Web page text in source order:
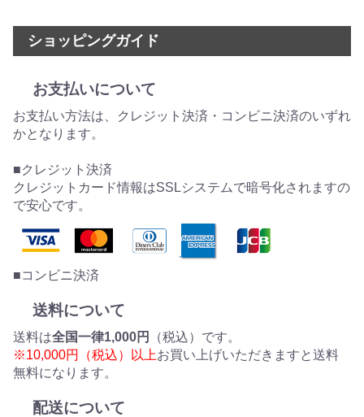
ショッピングガイド
お支払いについて
お支払い方法は、クレジット決済・コンビニ決済のいずれ
かとなります。
■クレジット決済
クレジットカード情報はSSLシステムで暗号化されますの
で安心です。
■コンビニ決済
送料について
送料は全国一律1,000円
（税込）です。
※10,000円（税込）以上お買い上げいただきますと送料
無料になります。
配送について